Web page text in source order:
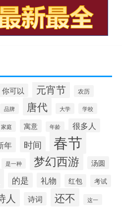
你可以 元宵节 农历
品牌 唐代 大学 学校
家庭 寓意 年龄 很多人
年 时间 春节
是一种 梦幻西游 汤圆
的是 礼物 红包 考试
人 诗词 还不 这一